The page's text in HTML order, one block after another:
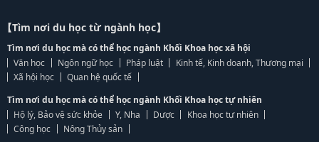
【Tìm nơi du học từ ngành học】
Tìm nơi du học mà có thể học ngành Khối Khoa học xã hội
Văn học
Ngôn ngữ học Pháp luật
Kinh tế, Kinh doanh, Thương mại
Xã hội học
Quan hệ quốc tế
Tìm nơi du học mà có thể học ngành Khối Khoa học tự nhiên
Hộ lý, Bảo vệ sức khỏe
Y, Nha Dược
Khoa học tự nhiên
Công học
Nông Thủy sản